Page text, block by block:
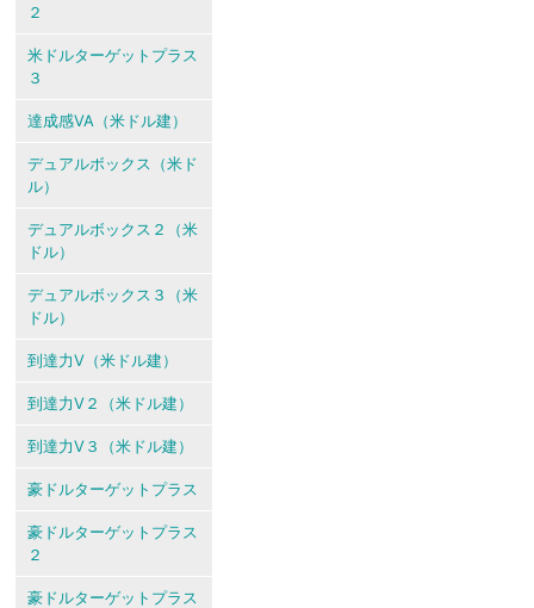
２
米ドルターゲットプラス
３
達成感VA（米ドル建）
デュアルボックス（米ド
ル）
デュアルボックス２（米
ドル）
デュアルボックス３（米
ドル）
到達力V（米ドル建）
到達力V２（米ドル建）
到達力V３（米ドル建）
豪ドルターゲットプラス
豪ドルターゲットプラス
２
豪ドルターゲットプラス